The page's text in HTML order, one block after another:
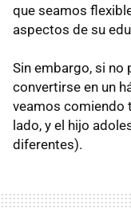
que seamos
aspectos de su
Sin embargo, si no
convertirse en un
veamos comiendo
lado, y el hijo
diferentes).